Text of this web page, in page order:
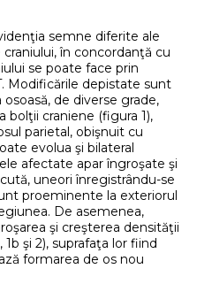
semne diferite ale
în concordanţă cu
se poate face prin
Modificările depistate sunt
de diverse grade,
bolţii craniene (figura 1),
parietal, obişnuit cu
evolua şi bilateral
afectate apar îngroşate şi
uneori înregistrându-se
proeminente la exteriorul
De asemenea,
şi creşterea densităţii
şi 2), suprafaţa lor fiind
formarea de os nou